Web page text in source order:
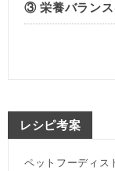
③ 栄養バランス
レシピ考案
ペットフーディス